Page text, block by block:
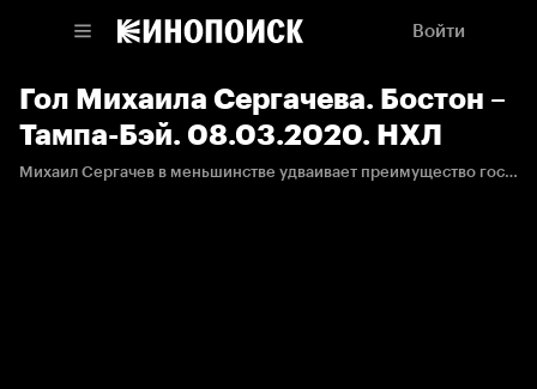
Войти
Гол Михаила Сергачева. Бостон –
Тампа-Бэй. 08.03.2020. НХЛ
Михаил Сергачев в меньшинстве удваивает преимущество гостей после отбора и классного паса Янни Гурда